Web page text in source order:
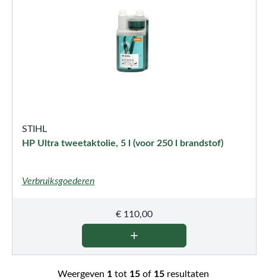
STIHL
HP Ultra tweetaktolie, 5 l (voor 250 l brandstof)
Verbruiksgoederen
€ 110,00
Weergeven 1tot 15of 15resultaten